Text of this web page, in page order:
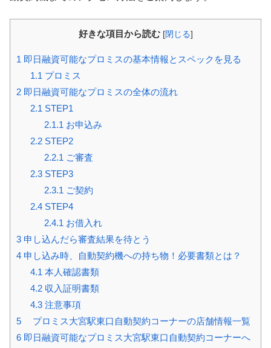
好きな項目から読む [閉じる]
1 即日融資可能なプロミスの基本情報とスペックを見る
1.1 プロミス
2 即日融資可能なプロミスの全体の流れ
2.1 STEP1
2.1.1 お申込み
2.2STEP2
2.2.1 ご審査
2.3STEP3
2.3.1 ご契約
2.4STEP4
2.4.1 お借入れ
3 申し込んだら審査結果を待とう
4 申し込み時、自動契約機への持ち物！必要書類とは？
4.1 本人確認書類
4.2収入証明書類
4.3注意事項
5 プロミス大宮駅東口自動契約コーナーの店舗情報一覧
6 即日融資可能なプロミス大宮駅東口自動契約コーナーへ